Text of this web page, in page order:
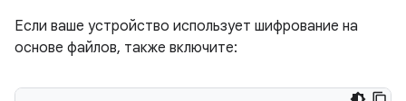
Если ваше устройство использует шифрование на
основе файлов, также включите: